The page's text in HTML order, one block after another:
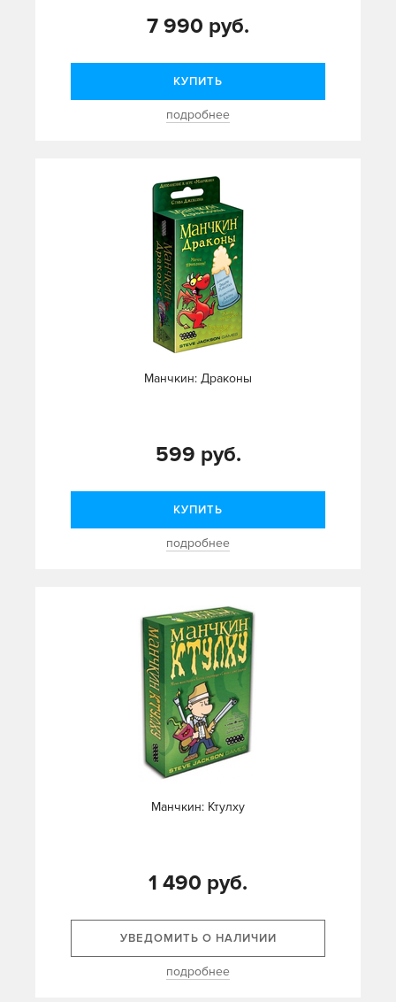
7 990 руб.
КУПИТЬ
подробнее
Манчкин: Драконы
599 руб.
КУПИТЬ
подробнее
Манчкин: Ктулху
1 490 руб.
УВЕДОМИТЬ О НАЛИЧИИ
подробнее